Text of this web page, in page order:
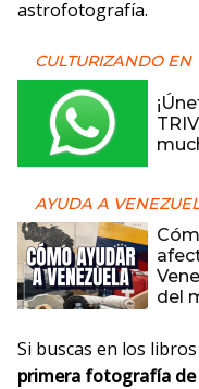
astrofotografía.
CULTURIZANDO EN
AYUDA A
del
Si buscas en los
primera fotografía de